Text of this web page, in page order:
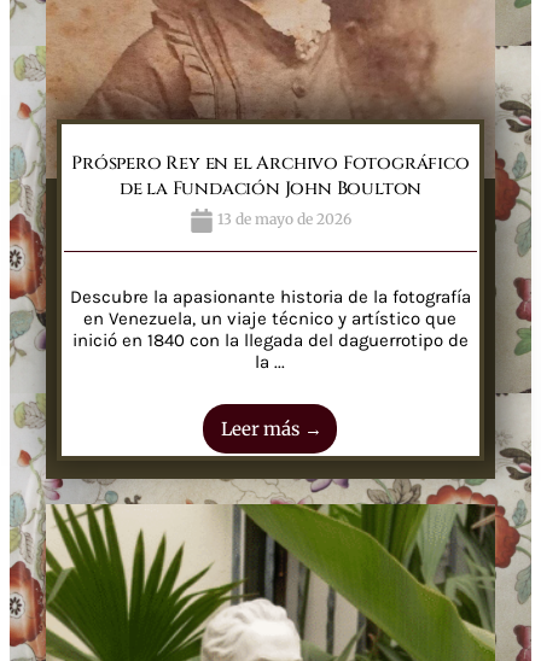
Próspero Rey en el Archivo Fotográfico
de la Fundación John Boulton
13 de mayo de 2026
Descubre la apasionante historia de la fotografía
en Venezuela, un viaje técnico y artístico que
inició en 1840 con la llegada del daguerrotipo de
la ...
Leer más →